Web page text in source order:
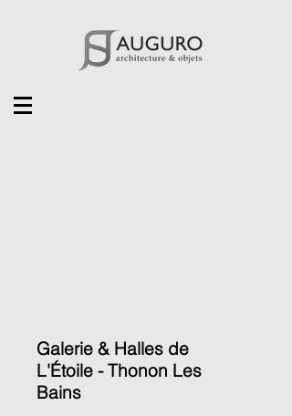
Galerie & Halles de
L'Étoile - Thonon Les
Bains